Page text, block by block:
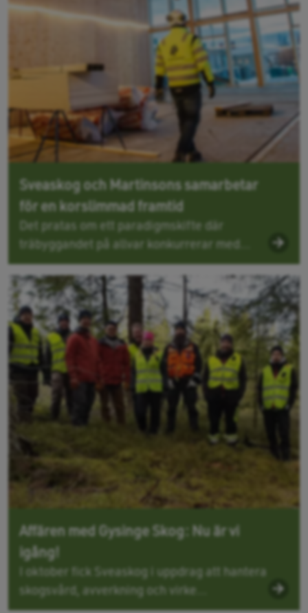
Sveaskog och Martinsons samarbetar
för en korslimmad framtid
Det pratas om ett paradigmskifte där
träbyggandet på allvar konkurrerar med...
Affären med Gysinge Skog: Nu är vi
igång!
I oktober fick Sveaskog i uppdrag att hantera
skogsvård, avverkning och virke...